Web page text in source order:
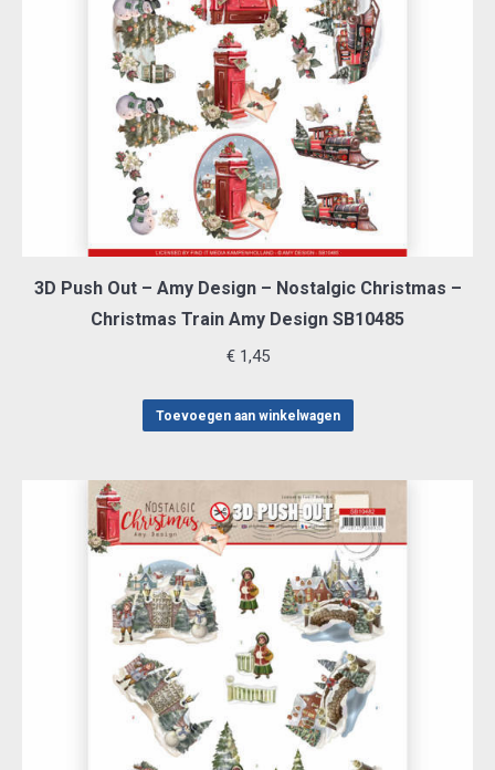
3D Push Out – Amy Design – Nostalgic Christmas –
Christmas Train Amy Design SB10485
€1,45
Toevoegen aan winkelwagen